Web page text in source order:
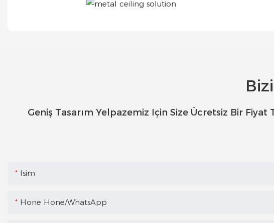
Geniş Tasarım Yelpazemiz Için Size Ücretsiz Bir
Isim
Hone Hone/WhatsApp